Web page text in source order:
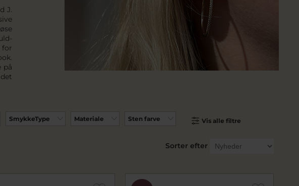
J.
for
på
SmykkeType Materiale Sten farve Vis alle filtre
Sorter efter